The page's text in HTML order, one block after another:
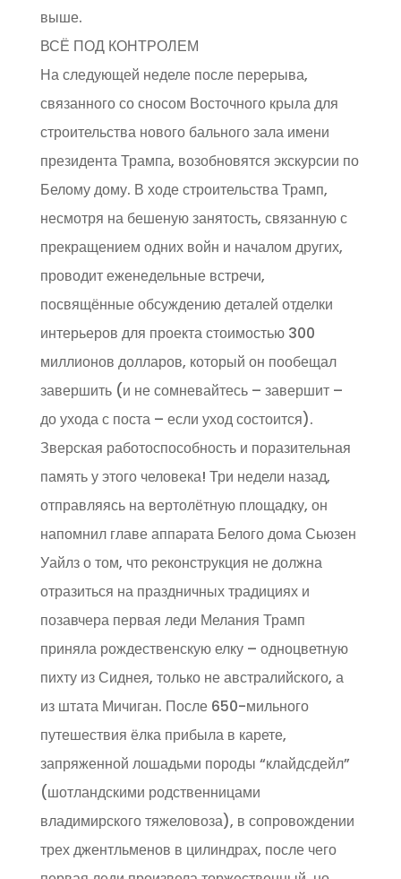
выше.
ВСЁ ПОД КОНТРОЛЕМ
На следующей неделе после перерыва,
связанного со сносом Восточного крыла для
строительства нового бального зала имени
президента Трампа, возобновятся экскурсии по
Белому дому. В ходе строительства Трамп,
несмотря на бешеную занятость, связанную с
прекращением одних войн и началом других,
проводит еженедельные встречи,
посвящённые обсуждению деталей отделки
интерьеров для проекта стоимостью 300
миллионов долларов, который он пообещал
завершить (и не сомневайтесь – завершит –
до ухода с поста – если уход состоится).
Зверская работоспособность и поразительная
память у этого человека! Три недели назад,
отправляясь на вертолётную площадку, он
напомнил главе аппарата Белого дома Сьюзен
Уайлз о том, что реконструкция не должна
отразиться на праздничных традициях и
позавчера первая леди Мелания Трамп
приняла рождественскую елку – одноцветную
пихту из Сиднея, только не австралийского, а
из штата Мичиган. После 650-мильного
путешествия ёлка прибыла в карете,
запряженной лошадьми породы “клайдсдейл”
(шотландскими родственницами
владимирского тяжеловоза), в сопровождении
трех джентльменов в цилиндрах, после чего